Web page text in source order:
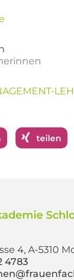
teilen
4, A-5310
4783